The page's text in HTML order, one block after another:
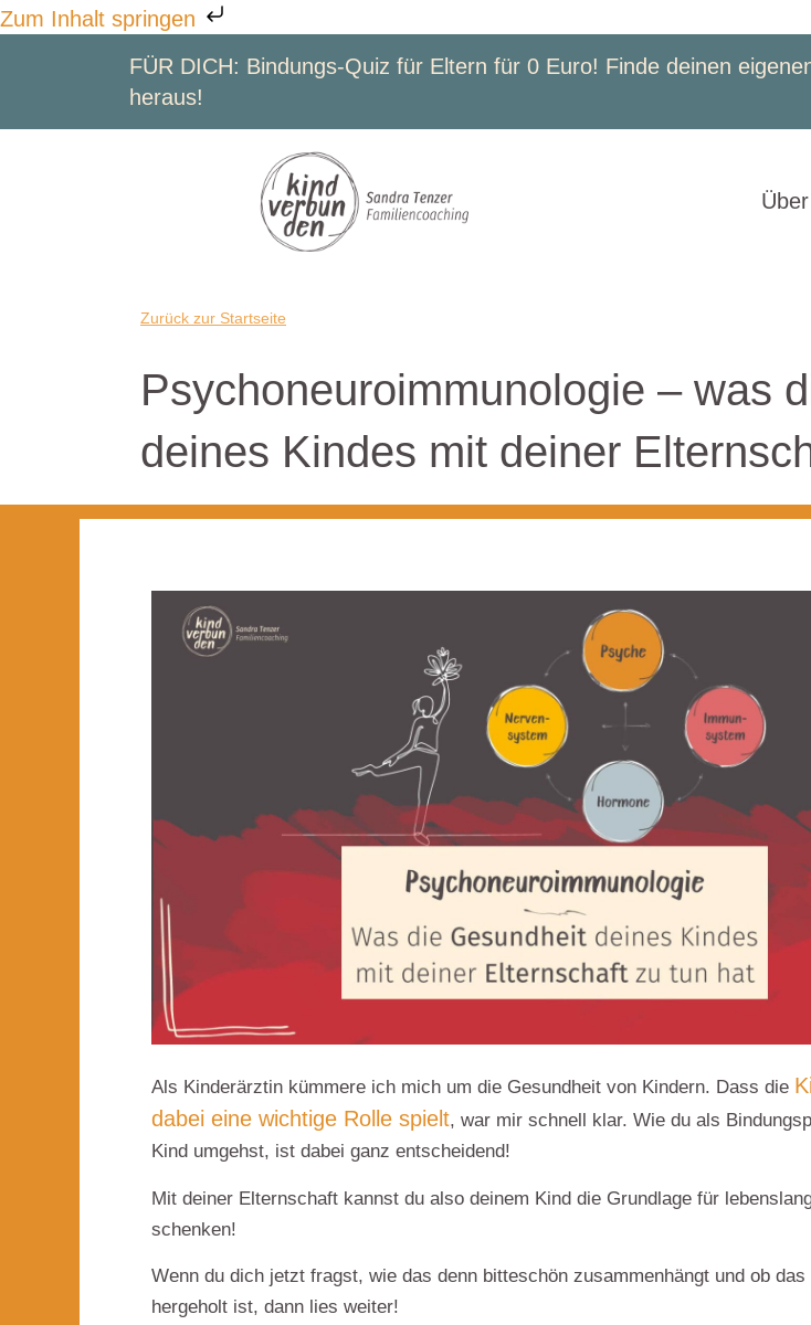
Zum Inhalt springen
FÜR DICH: Bindungs-Quiz für Eltern für 0 Euro! Finde deinen
heraus!
Zurück zur Startseite
Psychoneuroimmunologie – was
deines Kindes mit deiner
Als Kinderärztin kümmere ich mich um die Gesundheit von Kindern. Dass die
dabei eine wichtige Rolle spielt, war mir schnell klar. Wie du als
Kind umgehst, ist dabei ganz entscheidend!
Mit deiner Elternschaft kannst du also deinem Kind die Grundlage für
schenken!
Wenn du dich jetzt fragst, wie das denn bitteschön zusammenhängt und ob
hergeholt ist, dann lies weiter!